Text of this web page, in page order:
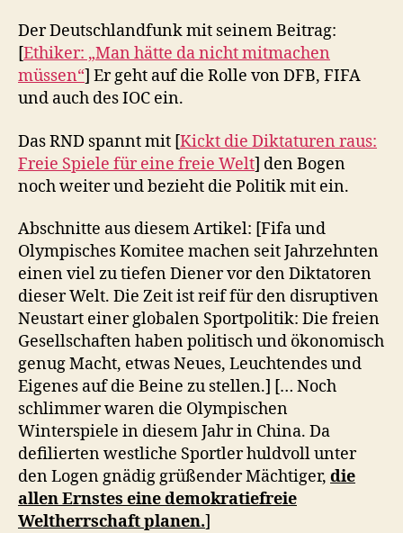
Der Deutschlandfunk mit seinem Beitrag:
[Ethiker: „Man hätte da nicht mitmachen
müssen“] Er geht auf die Rolle von DFB, FIFA
und auch des IOC ein.
Das RND spannt mit [Kickt die Diktaturen raus:
Freie Spiele für eine freie Welt] den Bogen
noch weiter und bezieht die Politik mit ein.
Abschnitte aus diesem Artikel: [Fifa und
Olympisches Komitee machen seit Jahrzehnten
einen viel zu tiefen Diener vor den Diktatoren
dieser Welt. Die Zeit ist reif für den disruptiven
Neustart einer globalen Sportpolitik: Die freien
Gesellschaften haben politisch und ökonomisch
genug Macht, etwas Neues, Leuchtendes und
Eigenes auf die Beine zu stellen.] [… Noch
schlimmer waren die Olympischen
Winterspiele in diesem Jahr in China. Da
defilierten westliche Sportler huldvoll unter
den Logen gnädig grüßender Mächtiger, die
allen Ernstes eine demokratiefreie
Weltherrschaft planen.]